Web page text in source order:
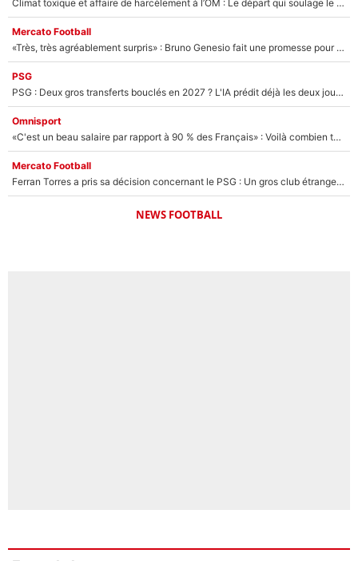
Climat toxique et affaire de harcèlement à l’OM : Le départ qui soulage le vestiaire de Bruno Genesio
Mercato Football
«Très, très agréablement surpris» : Bruno Genesio fait une promesse pour la suite du mercato de l’OM et rassure les supporters
PSG
PSG : Deux gros transferts bouclés en 2027 ? L'IA prédit déjà les deux joueurs qui pourraient rejoindre Luis Enrique !
Omnisport
«C'est un beau salaire par rapport à 90 % des Français» : Voilà combien touchait Nelson Monfort sur France Télévisions avant de rejoindre CNews
Mercato Football
Ferran Torres a pris sa décision concernant le PSG : Un gros club étranger prêt à relancer le feuilleton pour la signature du champion du monde 2026 !
NEWS FOOTBALL